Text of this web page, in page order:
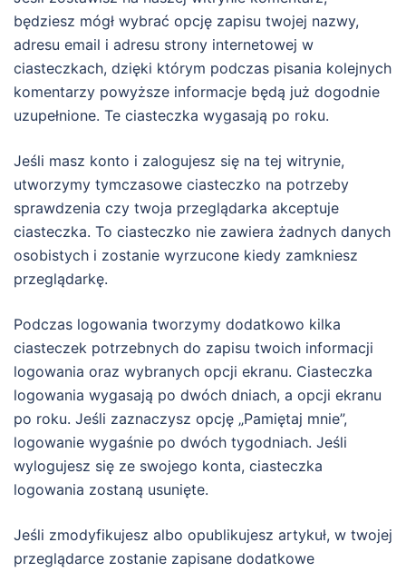
będziesz mógł wybrać opcję zapisu twojej nazwy,
adresu email i adresu strony internetowej w
ciasteczkach, dzięki którym podczas pisania kolejnych
komentarzy powyższe informacje będą już dogodnie
uzupełnione. Te ciasteczka wygasają po roku.
Jeśli masz konto i zalogujesz się na tej witrynie,
utworzymy tymczasowe ciasteczko na potrzeby
sprawdzenia czy twoja przeglądarka akceptuje
ciasteczka. To ciasteczko nie zawiera żadnych danych
osobistych i zostanie wyrzucone kiedy zamkniesz
przeglądarkę.
Podczas logowania tworzymy dodatkowo kilka
ciasteczek potrzebnych do zapisu twoich informacji
logowania oraz wybranych opcji ekranu. Ciasteczka
logowania wygasają po dwóch dniach, a opcji ekranu
po roku. Jeśli zaznaczysz opcję „Pamiętaj mnie”,
logowanie wygaśnie po dwóch tygodniach. Jeśli
wylogujesz się ze swojego konta, ciasteczka
logowania zostaną usunięte.
Jeśli zmodyfikujesz albo opublikujesz artykuł, w twojej
przeglądarce zostanie zapisane dodatkowe